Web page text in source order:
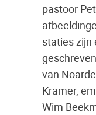
pastoor
staties zijn
van
Kramer,
Wim